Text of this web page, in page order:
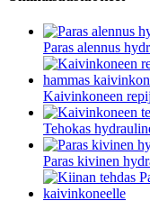
Paras alennus
Kaivinkoneen
Tehokas
Paras kivinen